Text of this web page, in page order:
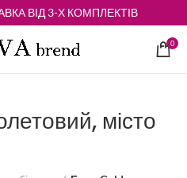
ВІД 3-Х КОМПЛЕКТІВ
0
місто